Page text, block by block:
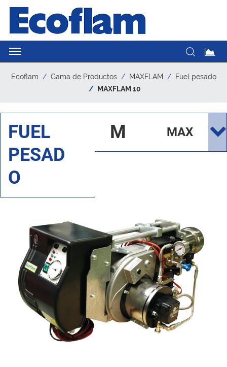
Ecoflam Gama de Productos MAXFLAM
Fuel pesado
MAXFLAM 10
FUEL
PESAD
O
M
AX
M
MAX
FLA